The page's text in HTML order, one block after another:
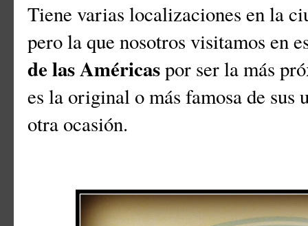
Tiene varias localizaciones en la
pero la que nosotros visitamos en
de las Américaspor ser la más
es la original o más famosa de sus
otra ocasión.